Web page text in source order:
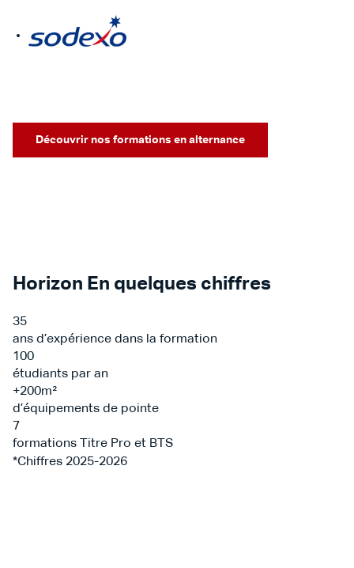
Découvrir nos formations en alternance
Horizon En quelques chiffres
35
ans d’expérience dans la formation
100
étudiants par an
+200m²
d’équipements de pointe
7
formations Titre Pro et BTS
*Chiffres 2025-2026